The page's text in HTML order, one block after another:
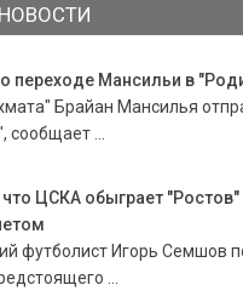
переходе Мансильи в
Брайан Мансилья
сообщает ...
ЦСКА обыграет "Ростов"
футболист Игорь Семшов
...